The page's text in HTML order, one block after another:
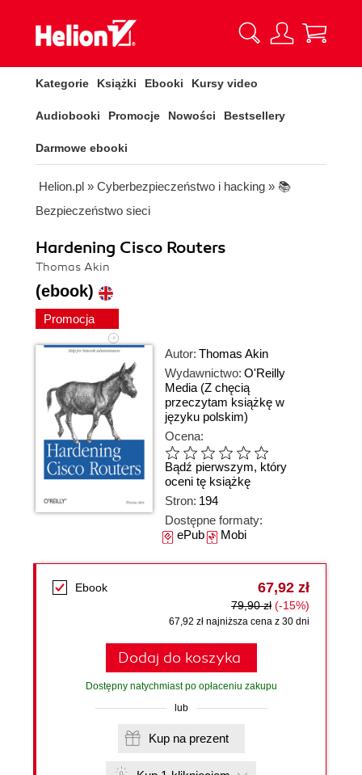
Kategorie Książki Ebooki Kursy video
Audiobooki Promocje Nowości Bestsellery
Darmowe ebooki
Helion.pl » Cyberbezpieczeństwo i hacking » 📚
Bezpieczeństwo sieci
Hardening Cisco Routers
Thomas Akin
(ebook)
Promocja
Autor: Thomas Akin
Wydawnictwo: O'Reilly
Media (Z chęcią
przeczytam książkę w
języku polskim)
Ocena:
Bądź pierwszym, który
oceni tę książkę
Stron: 194
Dostępne formaty:
ePubMobi
Ebook 67,92 zł
79,90 zł (-15%)
67,92 zł najniższa cena z 30 dni
Dodaj do koszyka
Dostępny natychmiast po opłaceniu zakupu
lub
Kup na prezent